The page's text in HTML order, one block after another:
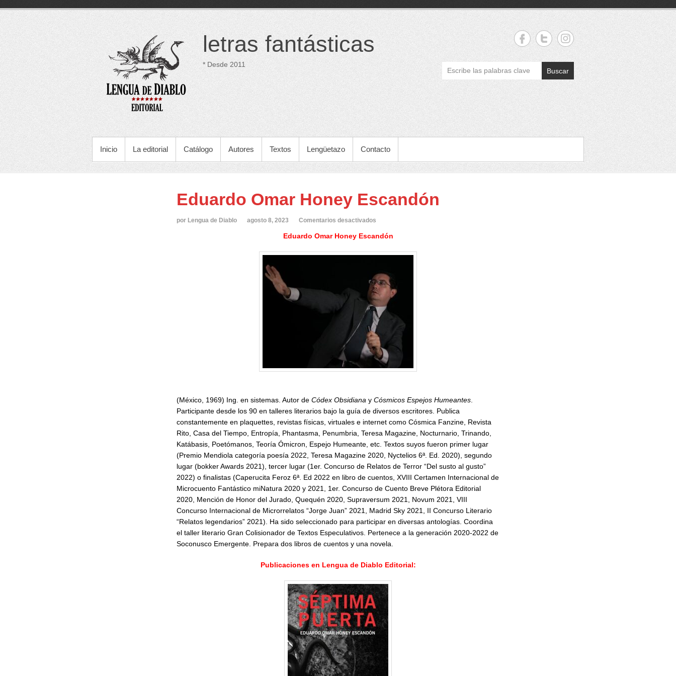
contenido
letras fantásticas
* Desde 2011
Buscar
MENÚ PRINCIPAL
Inicio La editorial Catálogo Autores Textos Lengüetazo Contacto
Eduardo Omar Honey Escandón
por Lengua de Diablo agosto 8, 2023 Comentarios desactivados
Omar
Eduardo Omar Honey Escandón
(México, 1969) Ing. en sistemas. Autor de Códex Obsidiana y Cósmicos Espejos Humeantes
Participante desde los 90 en talleres literarios bajo la guía de diversos escritores. Publica
constantemente en plaquettes, revistas físicas, virtuales e internet como Cósmica Fanzine, Revista
Rito, Casa del Tiempo, Entropía, Phantasma, Penumbria, Teresa Magazine, Nocturnario, Trinando,
Katábasis, Poetómanos, Teoría Ómicron, Espejo Humeante, etc. Textos suyos fueron primer lugar
(Premio Mendiola categoría poesía 2022, Teresa Magazine 2020, Nyctelios 6ª. Ed. 2020), segundo
lugar (bokker Awards 2021), tercer lugar (1er. Concurso de Relatos de Terror “Del susto al gusto”
2022) o finalistas (Caperucita Feroz 6ª. Ed 2022 en libro de cuentos, XVIII Certamen Internacional de
Microcuento Fantástico miNatura 2020 y 2021, 1er. Concurso de Cuento Breve Plétora Editorial
2020, Mención de Honor del Jurado, Quequén 2020, Supraversum 2021, Novum 2021, VIII
Concurso Internacional de Microrrelatos “Jorge Juan” 2021, Madrid Sky 2021, II Concurso Literario
“Relatos legendarios” 2021). Ha sido seleccionado para participar en diversas antologías. Coordina
el taller literario Gran Colisionador de Textos Especulativos. Pertenece a la generación 2020-2022 de
Soconusco Emergente. Prepara dos libros de cuentos y una novela.
Publicaciones en Lengua de Diablo Editorial: